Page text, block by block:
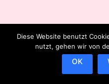
Diese Website benutzt
nutzt, gehen wir von
OK